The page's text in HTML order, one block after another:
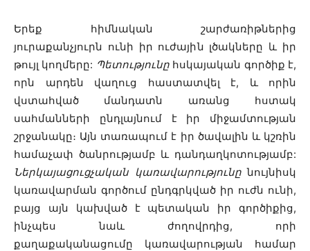
Երեք հիմնական շարժառիթներից
յուրաքանչյուրն ունի իր ուժային լծակները և իր
թույլ կողմերը: Պետությունըհսկայական գործիք է,
որն արդեն վաղուց հաստատվել է, և որին
վստահված մանդատն առանց հստակ
սահմանների ընդլայնում է իր միջամտության
շրջանակը։ Այն տառապում է իր ծավալին և կշռին
համաչափ ծանրությամբ և դանդաղկոտությամբ:
Ներկայացուցչական կառավարությունընույնիսկ
կառավարման գործում ընդգրկված իր ուժն ունի,
բայց այն կախված է պետական իր գործիքից,
ինչպես նաև ժողովրդից, որի
քաղաքականացումը կառավարության համար